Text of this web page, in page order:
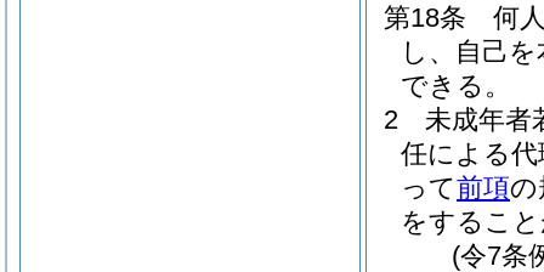
第18条
何
し、自己
できる。
2
未成年者
任による代
って前項の
をするこ
(令7条